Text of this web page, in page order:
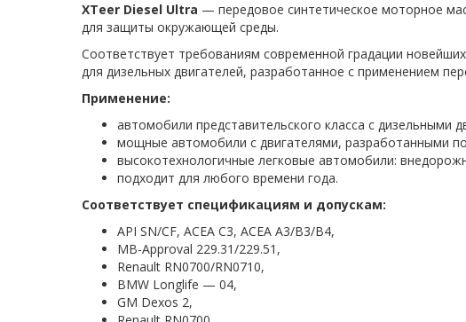
XTeer Diesel Ultra — передовое синтетическое моторное
для защиты окружающей среды.
Соответствует требованиям современной градации
для дизельных двигателей, разработанное с применением
Применение:
автомобили представительского класса с дизельными
мощные автомобили с двигателями, разработанными
высокотехнологичные легковые автомобили:
подходит для любого времени года.
Соответствует спецификациям и допускам:
API SN/CF, ACEA C3, ACEA A3/B3/B4,
MB-Approval 229.31/229.51,
Renault RN0700/RN0710,
BMW Longlife — 04,
GM Dexos 2,